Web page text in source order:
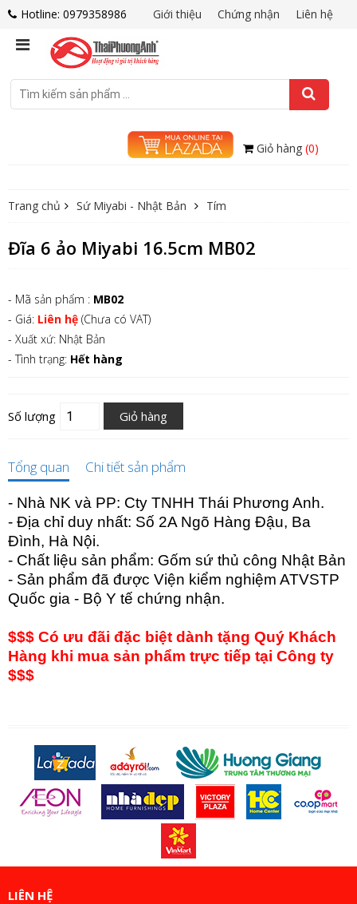
Hotline: 0979358986 Liên hệ
Chứng nhận
Giới thiệu
Giỏ hàng (0)
Trang chủ Sứ Miyabi - Nhật Bản Tím
Đĩa 6 ảo Miyabi 16.5cm MB02
- Mã sản phẩm : MB02
- Giá: Liên hệ (Chưa có VAT)
- Xuất xứ: Nhật Bản
- Tình trạng: Hết hàng
Số lượng Giỏ hàng
Tổng quan Chi tiết sản phẩm
- Nhà NK và PP: Cty TNHH Thái Phương Anh.
- Địa chỉ duy nhất: Số 2A Ngõ Hàng Đậu, Ba
Đình, Hà Nội.
- Chất liệu sản phẩm: Gốm sứ thủ công Nhật Bản
- Sản phẩm đã được Viện kiểm nghiệm ATVSTP
Quốc gia - Bộ Y tế chứng nhận.
$$$ Có ưu đãi đặc biệt dành tặng Quý Khách
Hàng khi mua sản phẩm trực tiếp tại Công ty
$$$
LIÊN HỆ